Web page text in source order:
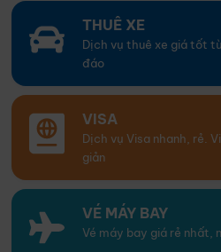
THUÊ XE
Dịch vụ thuê xe giá tốt
đáo
VISA
Dịch vụ Visa nhanh, rẻ.
giản
VÉ MÁY BAY
Vé máy bay giá rẻ nhất,